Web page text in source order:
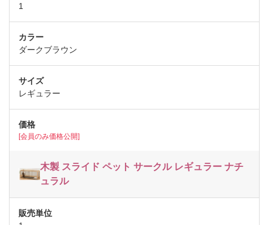
1
ダークブラウン
レギュラー
[会員のみ価格公開]
木製 スライド ペット サークル レギュラー ナチ
ュラル